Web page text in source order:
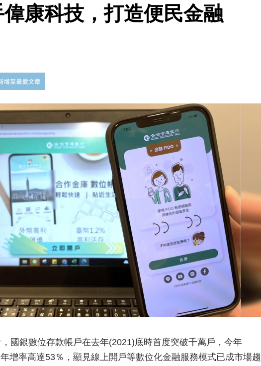
康科技，打造便民金融
國銀數位存款帳戶在去年(2021)底時首度突破千萬戶，今年
增率高達53％，顯見線上開戶等數位化金融服務模式已成市場趨